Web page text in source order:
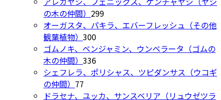
択
き
す
す。
プ
ョ
は
品
商
の木の仲間） 299299
個
商
オーガスタ、パキラ、エバーフレッシュ（その他
観葉植物） 300300
個
の
商
ゴムノキ、ベンジャミン、ウンベラータ（ゴムの
木の仲間） 336336
個
商
シェフレラ、ポリシャス、ツピダンサス（ウコギ
の仲間） 77
個
ドラセナ、ユッカ、サンスベリア（リュウゼツラ